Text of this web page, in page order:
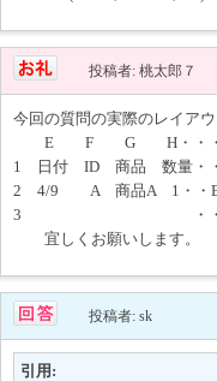
投稿者: 桃太郎７
今回の質問の実際のレイア
E F G H・・・4列グ
1 日付 ID 商品 数量・・
2 4/9 A 商品A 1・・
3 ・・行ごとに
宜しくお願いします。
投稿者: sk
引用: